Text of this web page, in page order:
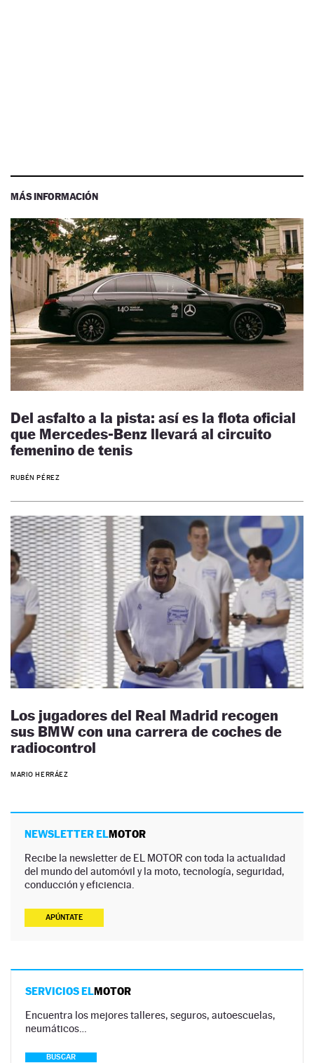
MÁS INFORMACIÓN
Del asfalto a la pista: así es la flota oficial
que Mercedes-Benz llevará al circuito
femenino de tenis
RUBÉN PÉREZ
Los jugadores del Real Madrid recogen
sus BMW con una carrera de coches de
radiocontrol
MARIO HERRÁEZ
NEWSLETTER ELMOTOR
Recibe la newsletter de EL MOTOR con toda la actualidad
del mundo del automóvil y la moto, tecnología, seguridad,
conducción y eficiencia.
APÚNTATE
SERVICIOS ELMOTOR
Encuentra los mejores talleres, seguros, autoescuelas,
neumáticos…
BUSCAR